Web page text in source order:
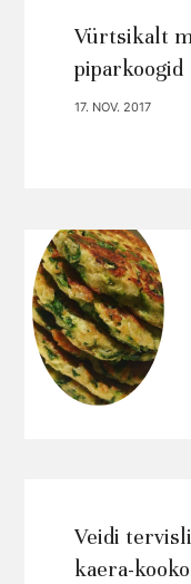
Vürtsikalt
piparkoogid
17. NOV. 2017
Veidi
kaera-